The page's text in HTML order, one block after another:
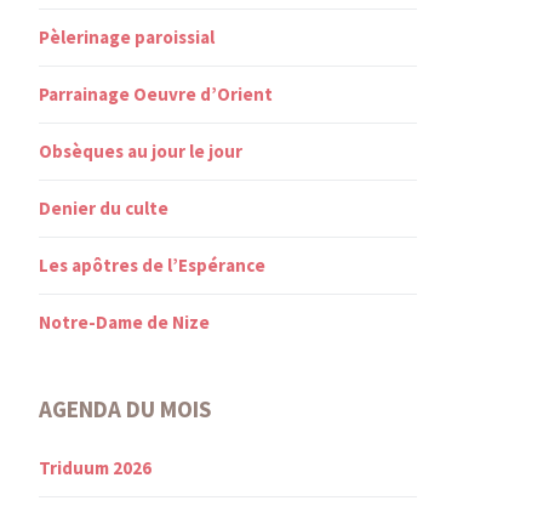
Pèlerinage paroissial
Parrainage Oeuvre d’Orient
Obsèques au jour le jour
Denier du culte
Les apôtres de l’Espérance
Notre-Dame de Nize
AGENDA DU MOIS
Triduum 2026